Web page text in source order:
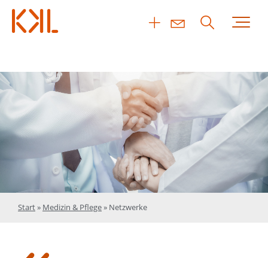
Start» Medizin & Pflege» Netzwerke